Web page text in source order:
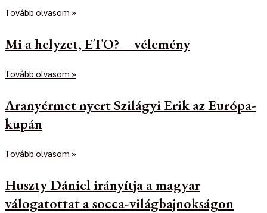
Tovább olvasom »
Mi a helyzet, ETO? – vélemény
Tovább olvasom »
Aranyérmet nyert Szilágyi Erik az Európa-
kupán
Tovább olvasom »
Huszty Dániel irányítja a magyar
válogatottat a socca-világbajnokságon